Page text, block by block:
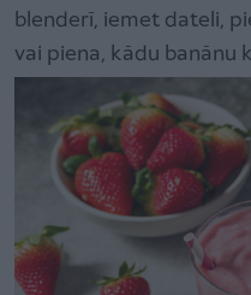
blenderī, iemet dateli,
vai piena, kādu banānu